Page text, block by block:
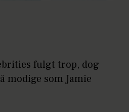
fulgt trop, dog
modige som Jamie